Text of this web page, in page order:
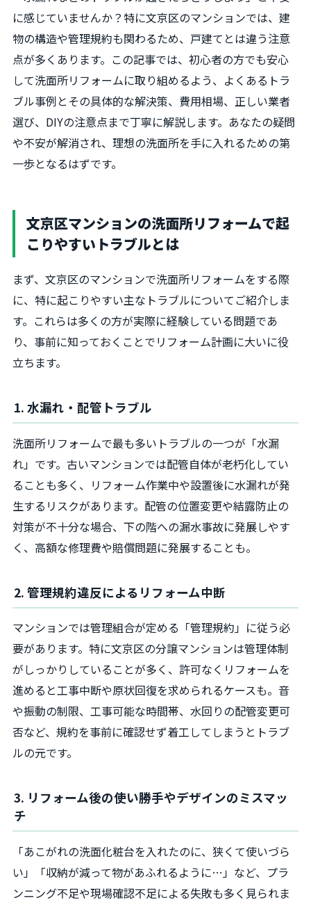
に感じていませんか？特に文京区のマンションでは、建
物の構造や管理規約も関わるため、戸建てとは違う注意
点が多くあります。この記事では、初心者の方でも安心
して洗面所リフォームに取り組めるよう、よくあるトラ
ブル事例とその具体的な解決策、費用相場、正しい業者
選び、DIYの注意点まで丁寧に解説します。あなたの疑問
や不安が解消され、理想の洗面所を手に入れるための第
一歩となるはずです。
文京区マンションの洗面所リフォームで起
こりやすいトラブルとは
まず、文京区のマンションで洗面所リフォームをする際
に、特に起こりやすい主なトラブルについてご紹介しま
す。これらは多くの方が実際に経験している問題であ
り、事前に知っておくことでリフォーム計画に大いに役
立ちます。
1. 水漏れ・配管トラブル
洗面所リフォームで最も多いトラブルの一つが「水漏
れ」です。古いマンションでは配管自体が老朽化してい
ることも多く、リフォーム作業中や設置後に水漏れが発
生するリスクがあります。配管の位置変更や結露防止の
対策が不十分な場合、下の階への漏水事故に発展しやす
く、高額な修理費や賠償問題に発展することも。
2. 管理規約違反によるリフォーム中断
マンションでは管理組合が定める「管理規約」に従う必
要があります。特に文京区の分譲マンションは管理体制
がしっかりしていることが多く、許可なくリフォームを
進めると工事中断や原状回復を求められるケースも。音
や振動の制限、工事可能な時間帯、水回りの配管変更可
否など、規約を事前に確認せず着工してしまうとトラブ
ルの元です。
3. リフォーム後の使い勝手やデザインのミスマッ
チ
「あこがれの洗面化粧台を入れたのに、狭くて使いづら
い」「収納が減って物があふれるように…」など、プラ
ンニング不足や現場確認不足による失敗も多く見られま